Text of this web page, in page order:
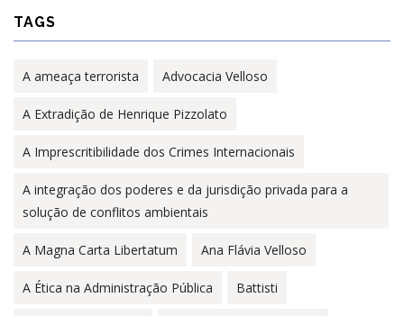
TAGS
A ameaça terrorista Advocacia Velloso
A Extradição de Henrique Pizzolato
A Imprescritibilidade dos Crimes Internacionais
A integração dos poderes e da jurisdição privada para a
solução de conflitos ambientais
A Magna Carta Libertatum Ana Flávia Velloso
A Ética na Administração Pública Battisti